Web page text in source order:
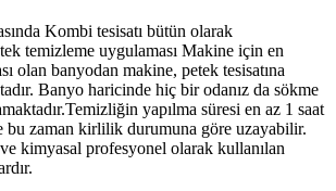
Kombi tesisatı bütün olarak
temizleme uygulaması Makine için en
olan banyodan makine, petek tesisatına
Banyo haricinde hiç bir odanız da sökme
yapılma süresi en az 1 saat
bu zaman kirlilik durumuna göre uzayabilir.
kimyasal profesyonel olarak kullanılan